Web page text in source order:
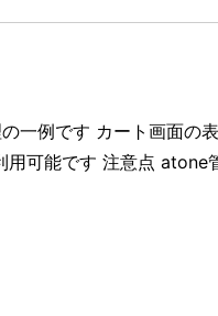
一例です カート画面の
可能です 注意点 atone